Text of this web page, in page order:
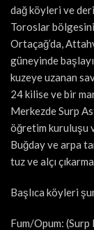
dağ köyleri ve
Toroslar
Ortaçağ’da,
güneyinde
kuzeye uzanan
24 kilise ve bir
Merkezde Surp
öğretim kuruluşu
Buğday ve arpa
tuz ve alçı
Başlıca köyleri
Fum/Opum: